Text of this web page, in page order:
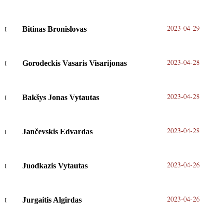
Bitinas Bronislovas 2023-04-29
Gorodeckis Vasaris Visarijonas 2023-04-28
Bakšys Jonas Vytautas 2023-04-28
Jančevskis Edvardas 2023-04-28
Juodkazis Vytautas 2023-04-26
Jurgaitis Algirdas 2023-04-26